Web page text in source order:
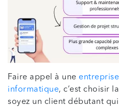
Faire appel à une
informatique, c’est choisir
soyez un client débutant